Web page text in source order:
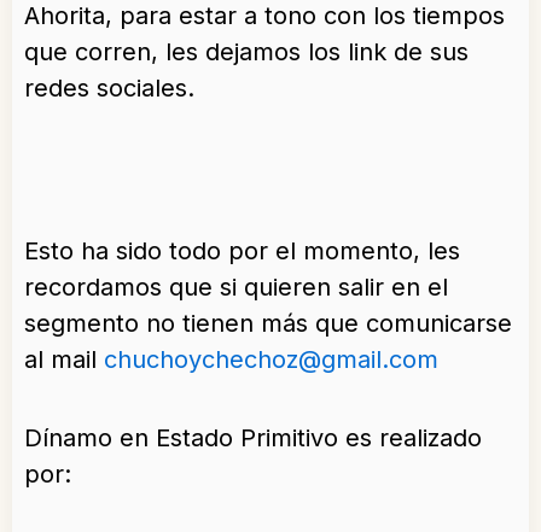
Ahorita, para estar a tono con los tiempos
que corren, les dejamos los link de sus
redes sociales.
Esto ha sido todo por el momento, les
recordamos que si quieren salir en el
segmento no tienen más que comunicarse
al mail chuchoychechoz@gmail.com
Dínamo en Estado Primitivo es realizado
por: